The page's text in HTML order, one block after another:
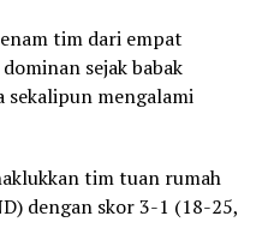
tim dari empat
sejak babak
mengalami
tim tuan rumah
dengan skor 3-1 (18-25,